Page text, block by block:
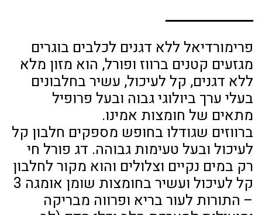
פרימורדיאל ללא דגנים לכלבים בוגרים
מגזעים קטנים ברווז ופורל, הוא מזון מלא
ללא דגנים, קל לעיכול, עשיר בחלבונים
בעלי ערך ביולוגי גבוה ובעל פרופיל
מתאים של חומצות אמינו.
ברווזים שגודלו בחופש מספקים חלבון קל
לעיכול ובעל טעימות גבוהה. דג פורל חי
רק במים נקיים וצלולים והוא מקור לחלבון
קל לעיכול ועשיר בחומצות שומן אומגה 3
– התורות לעור בריא ופרווה מבריקה